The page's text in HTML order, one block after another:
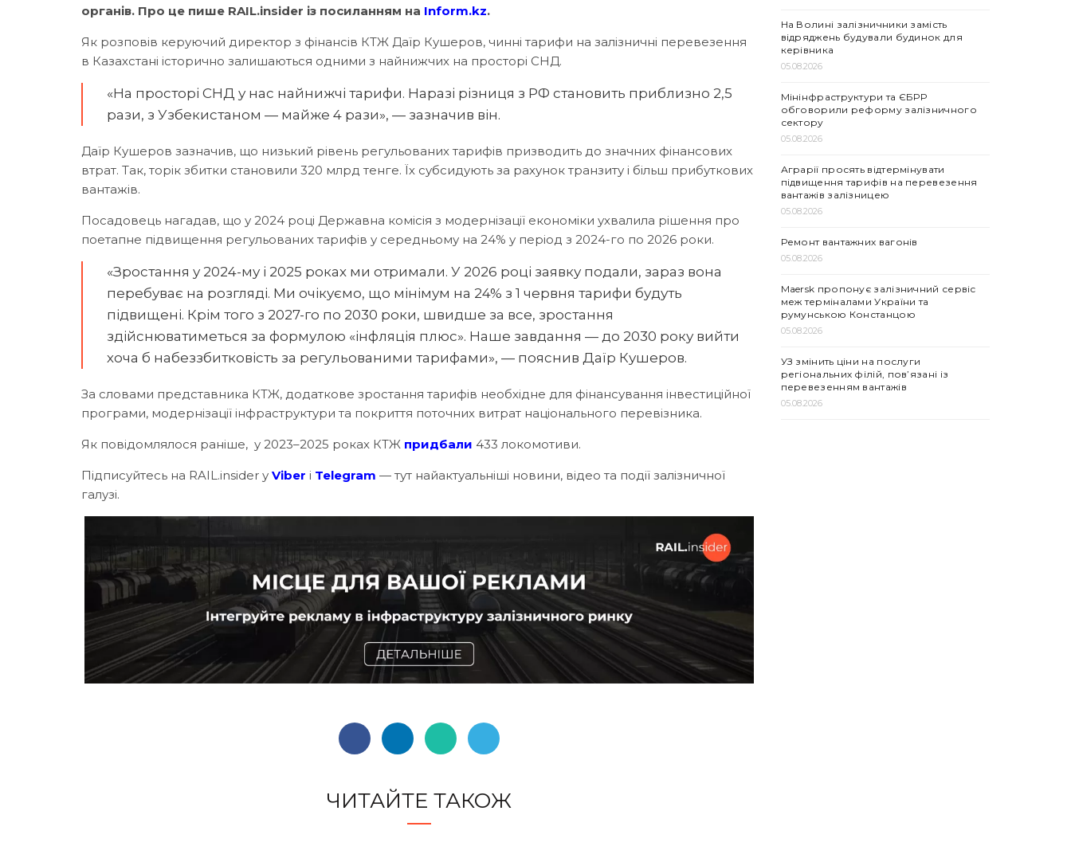
органів. Про це пише RAIL.insider із посиланням на Inform.kz.
Як розповів керуючий директор з фінансів КТЖ Даїр Кушеров, чинні тарифи на залізничні перевезення
в Казахстані історично залишаються одними з найнижчих на просторі СНД.
«На просторі СНД у нас найнижчі тарифи. Наразі різниця з РФ становить приблизно 2,5
рази, з Узбекистаном — майже 4 рази», — зазначив він.
Даїр Кушеров зазначив, що низький рівень регульованих тарифів призводить до значних фінансових
втрат. Так, торік збитки становили 320 млрд тенге. Їх субсидують за рахунок транзиту і більш прибуткових
вантажів.
Посадовець нагадав, що у 2024 році Державна комісія з модернізації економіки ухвалила рішення про
поетапне підвищення регульованих тарифів у середньому на 24% у період з 2024-го по 2026 роки.
«Зростання у 2024-му і 2025 роках ми отримали. У 2026 році заявку подали, зараз вона
перебуває на розгляді. Ми очікуємо, що мінімум на 24% з 1 червня тарифи будуть
підвищені. Крім того з 2027-го по 2030 роки, швидше за все, зростання
здійснюватиметься за формулою «інфляція плюс». Наше завдання — до 2030 року вийти
хоча б набеззбитковість за регульованими тарифами», — пояснив Даїр Кушеров.
За словами представника КТЖ, додаткове зростання тарифів необхідне для фінансування інвестиційної
програми, модернізації інфраструктури та покриття поточних витрат національного перевізника.
Як повідомлялося раніше, у 2023–2025 роках КТЖ придбали 433 локомотиви.
Підписуйтесь на RAIL.insider у Viber і Telegram — тут найактуальніші новини, відео та події залізничної
галузі.
ЧИТАЙТЕ ТАКОЖ
На Волині залізничники замість
відряджень будували будинок для
керівника
05.08.2026
Мінінфраструктури та ЄБРР
обговорили реформу залізничного
сектору
05.08.2026
Аграрії просять відтермінувати
підвищення тарифів на перевезення
вантажів залізницею
05.08.2026
Ремонт вантажних вагонів
05.08.2026
Maersk пропонує залізничний сервіс
меж терміналами України та
румунською Констанцою
05.08.2026
УЗ змінить ціни на послуги
регіональних філій, пов’язані із
перевезенням вантажів
05.08.2026